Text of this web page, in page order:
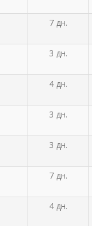
7 дн.
3 дн.
4 дн.
3 дн.
3 дн.
7 дн.
4 дн.